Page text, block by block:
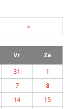
»
Vr
Za
31
1
7
8
14
15